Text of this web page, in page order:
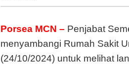
Porsea MCN – Penjabat
menyambangi Rumah Sakit
(24/10/2024) untuk melihat